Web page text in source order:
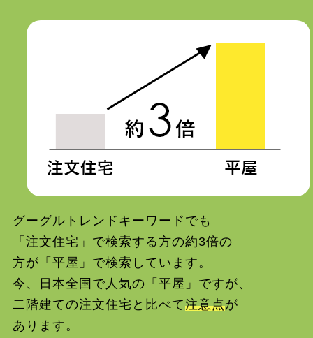
グーグルトレンドキーワードでも
「注文住宅」で検索する方の約3倍の
方が「平屋」で検索しています。
今、日本全国で人気の「平屋」ですが、
二階建ての注文住宅と比べて注意点が
あります。